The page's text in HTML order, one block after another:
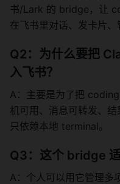
书/Lark 的 bridge，让
在飞书里对话、发卡片、
Q2：为什么要把
入飞书？
A：主要是为了把
机可用、消息可转发、
只依赖本地 terminal。
Q3：这个 bridge
A：个人可以用它管理多